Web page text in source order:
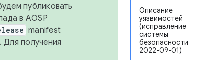
Описание
уязвимостей
(исправление
системы
безопасности
2022-09-01)
публиковать
в AOSP
manifest
Для получения